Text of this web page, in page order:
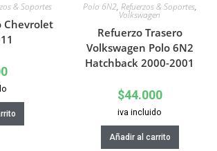
& Soportes
Chevrolet
Polo 6N2, Refuerzos & Soportes,
Volkswagen
Refuerzo Trasero
Volkswagen Polo 6N2
Hatchback 2000-2001
$44.000
iva incluido
Añadir al carrito